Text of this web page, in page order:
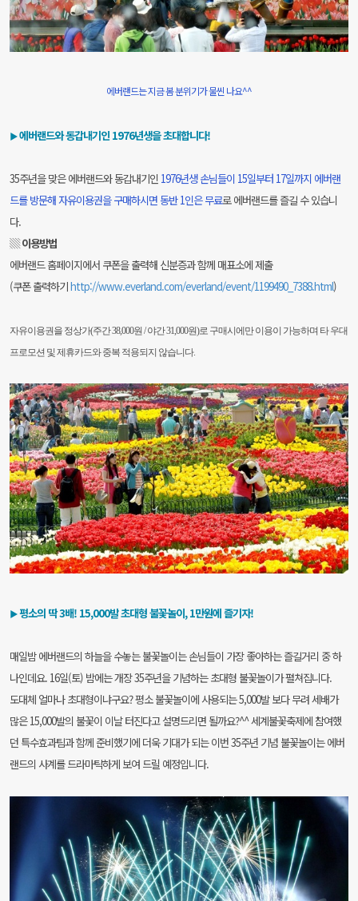
에버랜드는 지금 봄 분위기가 물씬 나요^^
▶에버랜드와 동갑내기인 1976년생을 초대합니다!
35주년을 맞은 에버랜드와 동갑내기인 1976년생 손님들이 15일부터 17일까지 에버랜
드를 방문해 자유이용권을 구매하시면 동반 1인은 무료로 에버랜드를 즐길 수 있습니
다.
▒ 이용방법
에버랜드 홈페이지에서 쿠폰을 출력해 신분증과 함께 매표소에 제출
(쿠폰 출력하기http://www.everland.com/everland/event/1199490_7388.html)
자유이용권을 정상가(주간 38,000원 / 야간 31,000원)로 구매시에만 이용이 가능하며 타 우대
프로모션 및 제휴카드와 중복 적용되지 않습니다.
▶평소의 딱 3배! 15,000발 초대형 불꽃놀이, 1만원에 즐기자!
매일밤 에버랜드의 하늘을 수놓는 불꽃놀이는 손님들이 가장 좋아하는 즐길거리 중 하
나인데요. 16일(토) 밤에는 개장 35주년을 기념하는 초대형 불꽃놀이가 펼쳐집니다.
도대체 얼마나 초대형이냐구요? 평소 불꽃놀이에 사용되는 5,000발 보다 무려 세배가
많은15,000발의 불꽃이 이날 터진다고 설명드리면 될까요?^^세계불꽃축제에 참여했
던 특수효과팀과 함께 준비했기에 더욱 기대가 되는이번 35주년 기념 불꽃놀이는 에버
랜드의 사계를 드라마틱하게 보여 드릴 예정입니다.